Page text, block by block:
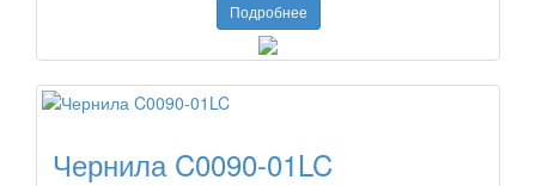
Подробнее
Чернила C0090-01LC